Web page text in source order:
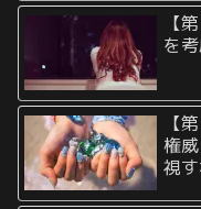
【
を
【
権
視